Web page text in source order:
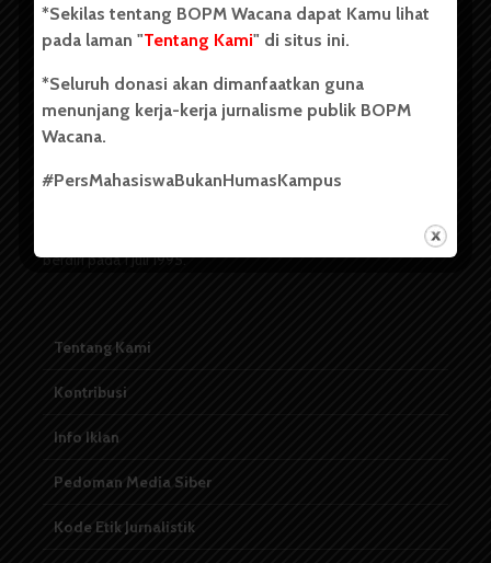
Copyright © 2023. All rights reserved BOPM WACANA.
Badan Otonom Pers Mahasiswa (BOPM) Wacana merupakan
secara mandiri oleh mahasiswa Universitas Sumatera Utara
(USU). Sebelumnya BOPM Wacana merupakan salah satu
berdiri pada 1 Juli 1995.
Tentang Kami
Kontribusi
Info Iklan
Pedoman Media Siber
Kode Etik Jurnalistik
*Sekilas tentang BOPM Wacana dapat Kamu lihat
pada laman "Tentang Kami" di situs ini.
*Seluruh donasi akan dimanfaatkan guna
menunjang kerja-kerja jurnalisme publik BOPM
Wacana.
#PersMahasiswaBukanHumasKampus